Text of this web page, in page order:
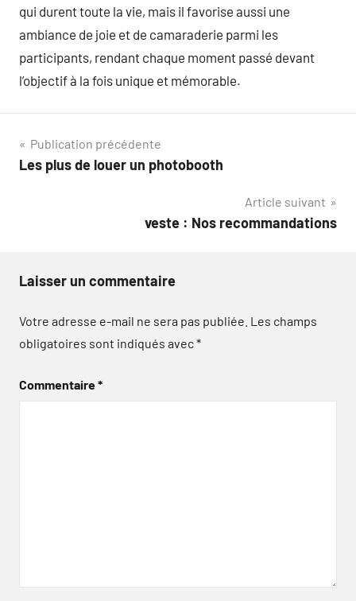
qui durent toute la vie, mais il favorise aussi une
ambiance de joie et de camaraderie parmi les
participants, rendant chaque moment passé devant
l’objectif à la fois unique et mémorable.
Navigation
de
Publication précédente
Les plus de louer un photobooth
Article suivant
veste : Nos recommandations
Laisser un commentaire
Votre adresse e-mail ne sera pas publiée. Les champs
obligatoires sont indiqués avec*
Commentaire*